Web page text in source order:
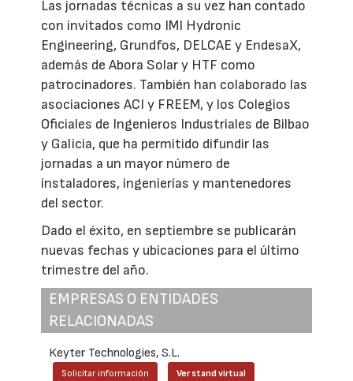
Las jornadas técnicas a su vez han contado
con invitados como IMI Hydronic
Engineering, Grundfos, DELCAE y EndesaX,
además de Abora Solar y HTF como
patrocinadores. También han colaborado las
asociaciones ACI y FREEM, y los Colegios
Oficiales de Ingenieros Industriales de Bilbao
y Galicia, que ha permitido difundir las
jornadas a un mayor número de
instaladores, ingenierías y mantenedores
del sector.
Dado el éxito, en septiembre se publicarán
nuevas fechas y ubicaciones para el último
trimestre del año.
EMPRESAS O ENTIDADES
RELACIONADAS
Keyter Technologies, S.L.
Solicitar información Ver stand virtual